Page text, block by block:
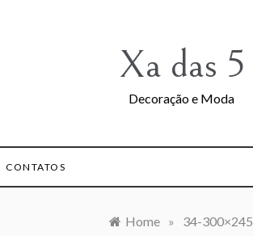
Xa das 5
Decoração e Moda
CONTATOS
Home » 34-300×245